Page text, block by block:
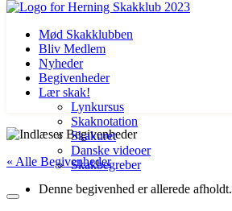
Videre
indhold
Mød Skakklubben
Bliv Medlem
Nyheder
Begivenheder
Lær skak!
Lynkursus
Skaknotation
Skakuret
Danske videoer
Skakbegreber
« Alle Begivenheder
Denne begivenhed er allerede afholdt.